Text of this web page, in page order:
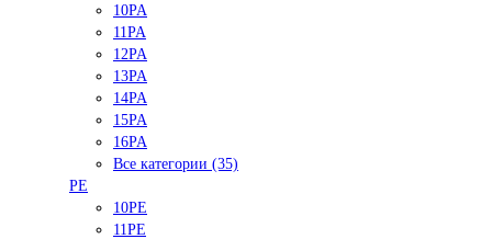
10PA
11PA
12PA
13PA
14PA
15PA
16PA
Все категории (35)
PE
10PE
11PE